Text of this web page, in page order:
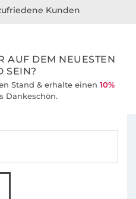
AUF DEM NEUESTEN
SEIN?
Stand & erhalte einen 10%
Dankeschön.